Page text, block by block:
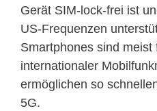
Gerät SIM-lock-frei ist
US-Frequenzen
Smartphones sind meist
internationaler
ermöglichen so
5G.